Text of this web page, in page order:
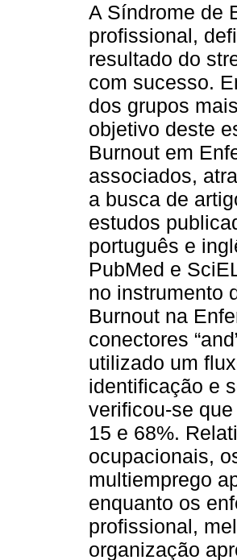
A Síndrome de
profissional,
resultado do
com sucesso.
dos grupos
objetivo deste
Burnout em
associados,
a busca de
estudos
português e
PubMed e
no instrumento
Burnout na
conectores
utilizado um
identificação e
verificou-se
15 e 68%.
ocupacionais,
multiemprego
enquanto os
profissional,
organização